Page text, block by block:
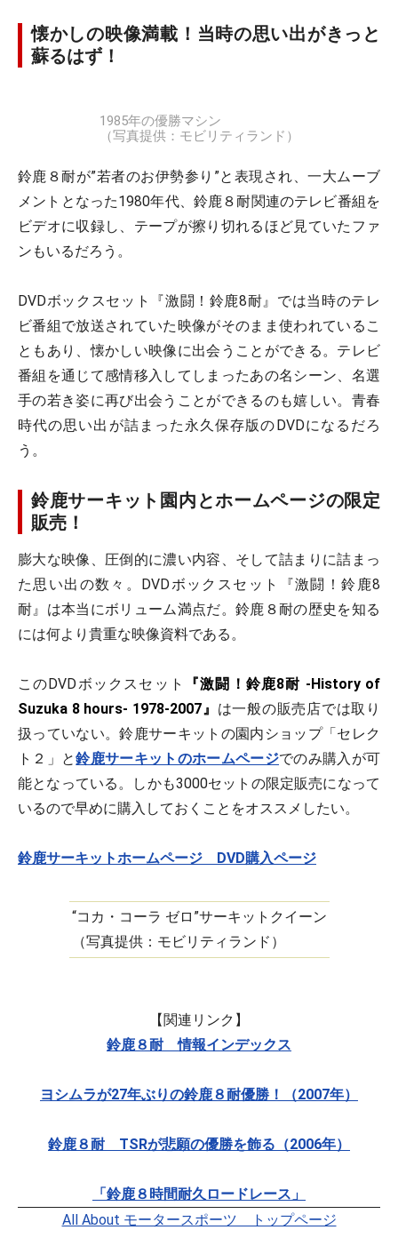
懐かしの映像満載！当時の思い出がきっと
蘇るはず！
1985年の優勝マシン
（写真提供：モビリティランド）
鈴鹿８耐が”若者のお伊勢参り”と表現され、一大ムーブ
メントとなった1980年代、鈴鹿８耐関連のテレビ番組を
ビデオに収録し、テープが擦り切れるほど見ていたファ
ンもいるだろう。
DVDボックスセット『激闘！鈴鹿8耐』では当時のテレ
ビ番組で放送されていた映像がそのまま使われているこ
ともあり、懐かしい映像に出会うことができる。テレビ
番組を通じて感情移入してしまったあの名シーン、名選
手の若き姿に再び出会うことができるのも嬉しい。青春
時代の思い出が詰まった永久保存版のDVDになるだろ
う。
鈴鹿サーキット園内とホームページの限定
販売！
膨大な映像、圧倒的に濃い内容、そして詰まりに詰まっ
た思い出の数々。DVDボックスセット『激闘！鈴鹿8
耐』は本当にボリューム満点だ。鈴鹿８耐の歴史を知る
には何より貴重な映像資料である。
このDVDボックスセット
『激闘！鈴鹿8耐 -History of
Suzuka 8 hours- 1978-2007』 は一般の販売店では取り
扱っていない。鈴鹿サーキットの園内ショップ「セレク
ト２」と鈴鹿サーキットのホームページでのみ購入が可
能となっている。しかも3000セットの限定販売になって
いるので早めに購入しておくことをオススメしたい。
鈴鹿サーキットホームページ DVD購入ページ
“コカ・コーラ ゼロ”サーキットクイーン
（写真提供：モビリティランド）
【関連リンク】
鈴鹿８耐 情報インデックス
ヨシムラが27年ぶりの鈴鹿８耐優勝！（2007年）
鈴鹿８耐 TSRが悲願の優勝を飾る（2006年）
「鈴鹿８時間耐久ロードレース」
All About モータースポーツ トップページ